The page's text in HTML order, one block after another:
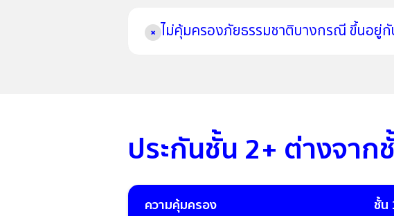
× ไม่คุ้มครองภัยธรรมชาติบางกรณี ขึ้นอยู่กั
ประกันชั้น 2+ ต่างจาก
ความคุ้มครอง ชั้น